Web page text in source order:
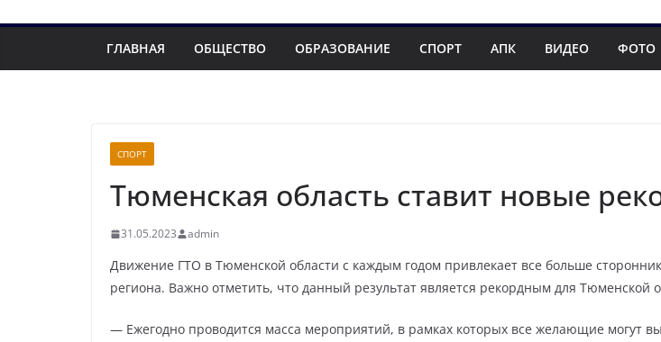
ГЛАВНАЯ ОБЩЕСТВО ОБРАЗОВАНИЕ СПОРТ АПК ВИДЕО ФОТО
СПОРТ
Тюменская область ставит новые
31.05.2023 admin
Движение ГТО в Тюменской области с каждым годом привлекает все больше
региона. Важно отметить, что данный результат является рекордным для Тюменской
— Ежегодно проводится масса мероприятий, в рамках которых все желающие могут